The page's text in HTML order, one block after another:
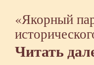
«Якорный
Читать